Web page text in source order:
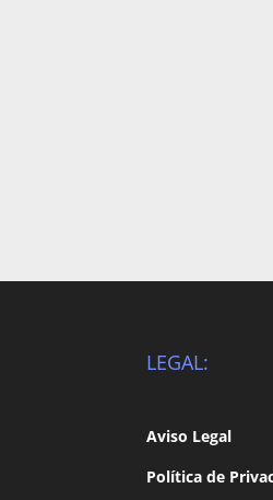
LEGAL:
Aviso Legal
Política de